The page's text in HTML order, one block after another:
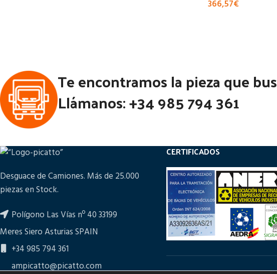
366,57€
Te encontramos la pieza que
Llámanos: +34 985 794 361
Desguace de Camiones. Más de 25.000
piezas en Stock.
Polígono Las Vías nº 40 33199
Meres Siero Asturias SPAIN
+34 985 794 361
ampicatto@picatto.com
CERTIFICADOS